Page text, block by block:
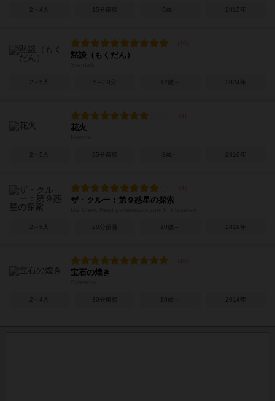
2～4人 15分前後 6歳～ 2015年
黙談（もくだん）
2～5人 5～30分 12歳～ 2024年
花火
2～5人 25分前後 8歳～ 2010年
ザ・クルー：第９惑星の探索
2～5人 20分前後 10歳～ 2019年
宝石の煌き
2～4人 30分前後 10歳～ 2014年